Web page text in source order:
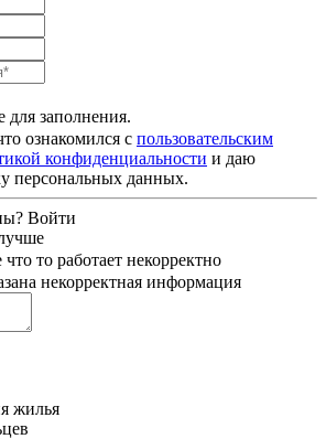
для заполнения.
ознакомился с пользовательским
конфиденциальности и даю
персональных данных.
Войти
то работает некорректно
некорректная информация
жилья